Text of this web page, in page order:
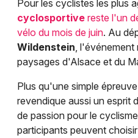
Pour les cyclistes les plus
cyclosportive reste l'un
vélo du mois de juin. Au
Wildenstein, l'événement
paysages d'Alsace et du
Plus qu'une simple
revendique aussi un esprit
de passion pour le
participants peuvent